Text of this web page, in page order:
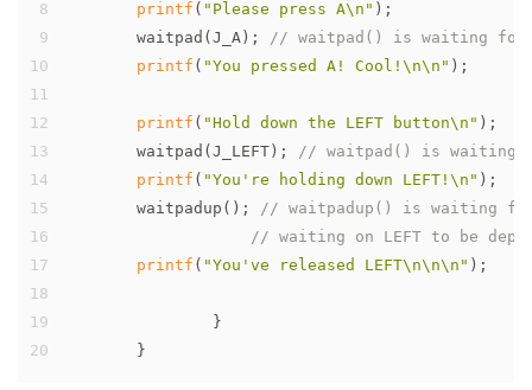
8
9
10
11
12
13
14
15
16
17
18
19
20
printf ( "Please press A\n" );
	waitpad(J_A);
// waitpad() is waiting for
printf ( "You pressed A! Cool!\n\n" );
printf ( "Hold down the LEFT button\n" );
	waitpad(J_LEFT);
// waitpad() is waiting
printf ( "You're holding down LEFT!\n" );
	waitpadup();
// waitpadup() is waiting for
// waiting on LEFT to be
printf ( "You've released LEFT\n\n\n" );
		}
	}